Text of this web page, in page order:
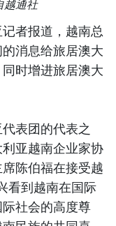
越通社
者报道，越南总
消息给旅居澳大
时增进旅居澳大
表团的代表之
亚越南企业家协
陈伯福在接受越
看到越南在国际
社会的高度尊